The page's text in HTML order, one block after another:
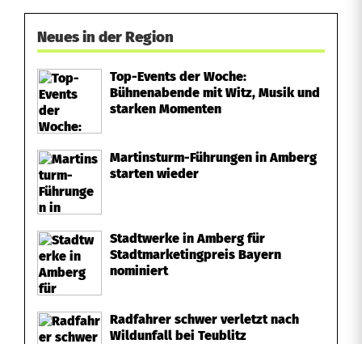
Neues in der Region
Top-Events der Woche:
Bühnenabende mit Witz, Musik und
starken Momenten
Martinsturm-Führungen in Amberg
starten wieder
Stadtwerke in Amberg für
Stadtmarketingpreis Bayern
nominiert
Radfahrer schwer verletzt nach
Wildunfall bei Teublitz